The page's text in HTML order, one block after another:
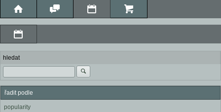
hledat
řadit podle
popularity